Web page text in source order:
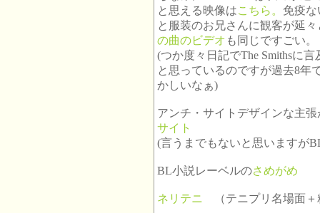
と思える映像はこちら。 免疫
と服装のお兄さんに観客が延
の曲のビデオ も同じですごい。
(つか度々日記でThe Smithsに
と思っているのですが過去8年
かしいなぁ)
アンチ・サイトデザインな主
サイト
(言うまでもないと思いますが
BL小説レーベルのさめがめ
ネリテニ （テニプリ名場面＋